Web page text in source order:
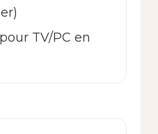
TV/PC en